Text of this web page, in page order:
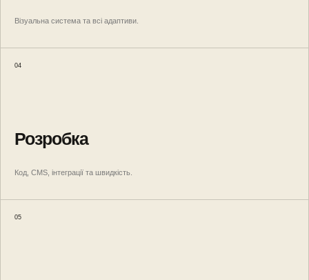
Візуальна система та всі адаптиви.
04
Розробка
Код, CMS, інтеграції та швидкість.
05